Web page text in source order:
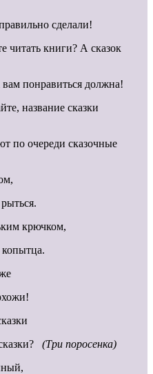
сделали!
читать книги? А сказок
вам понравиться должна!
сказки
по очереди сказочные
крючком,
(Три поросенка)